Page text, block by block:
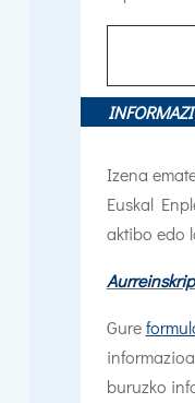
Izena
Euskal
aktibo edo
Gure
buruzko